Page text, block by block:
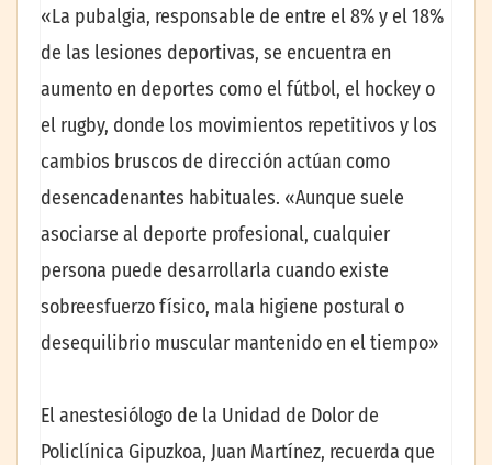
«La pubalgia, responsable de entre el 8% y el 18%
de las lesiones deportivas, se encuentra en
aumento en deportes como el fútbol, el hockey o
el rugby, donde los movimientos repetitivos y los
cambios bruscos de dirección actúan como
desencadenantes habituales. «Aunque suele
asociarse al deporte profesional, cualquier
persona puede desarrollarla cuando existe
sobreesfuerzo físico, mala higiene postural o
desequilibrio muscular mantenido en el tiempo»
El anestesiólogo de la Unidad de Dolor de
Policlínica Gipuzkoa, Juan Martínez, recuerda que